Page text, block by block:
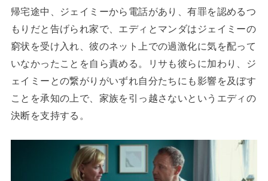
帰宅途中、ジェイミーから電話があり、有罪を認めるつ
もりだと告げられ家で、エディとマンダはジェイミーの
窮状を受け入れ、彼のネット上での過激化に気を配って
いなかったことを自ら責める。リサも彼らに加わり、ジ
ェイミーとの繋がりがいずれ自分たちにも影響を及ぼす
ことを承知の上で、家族を引っ越さないというエディの
決断を支持する。